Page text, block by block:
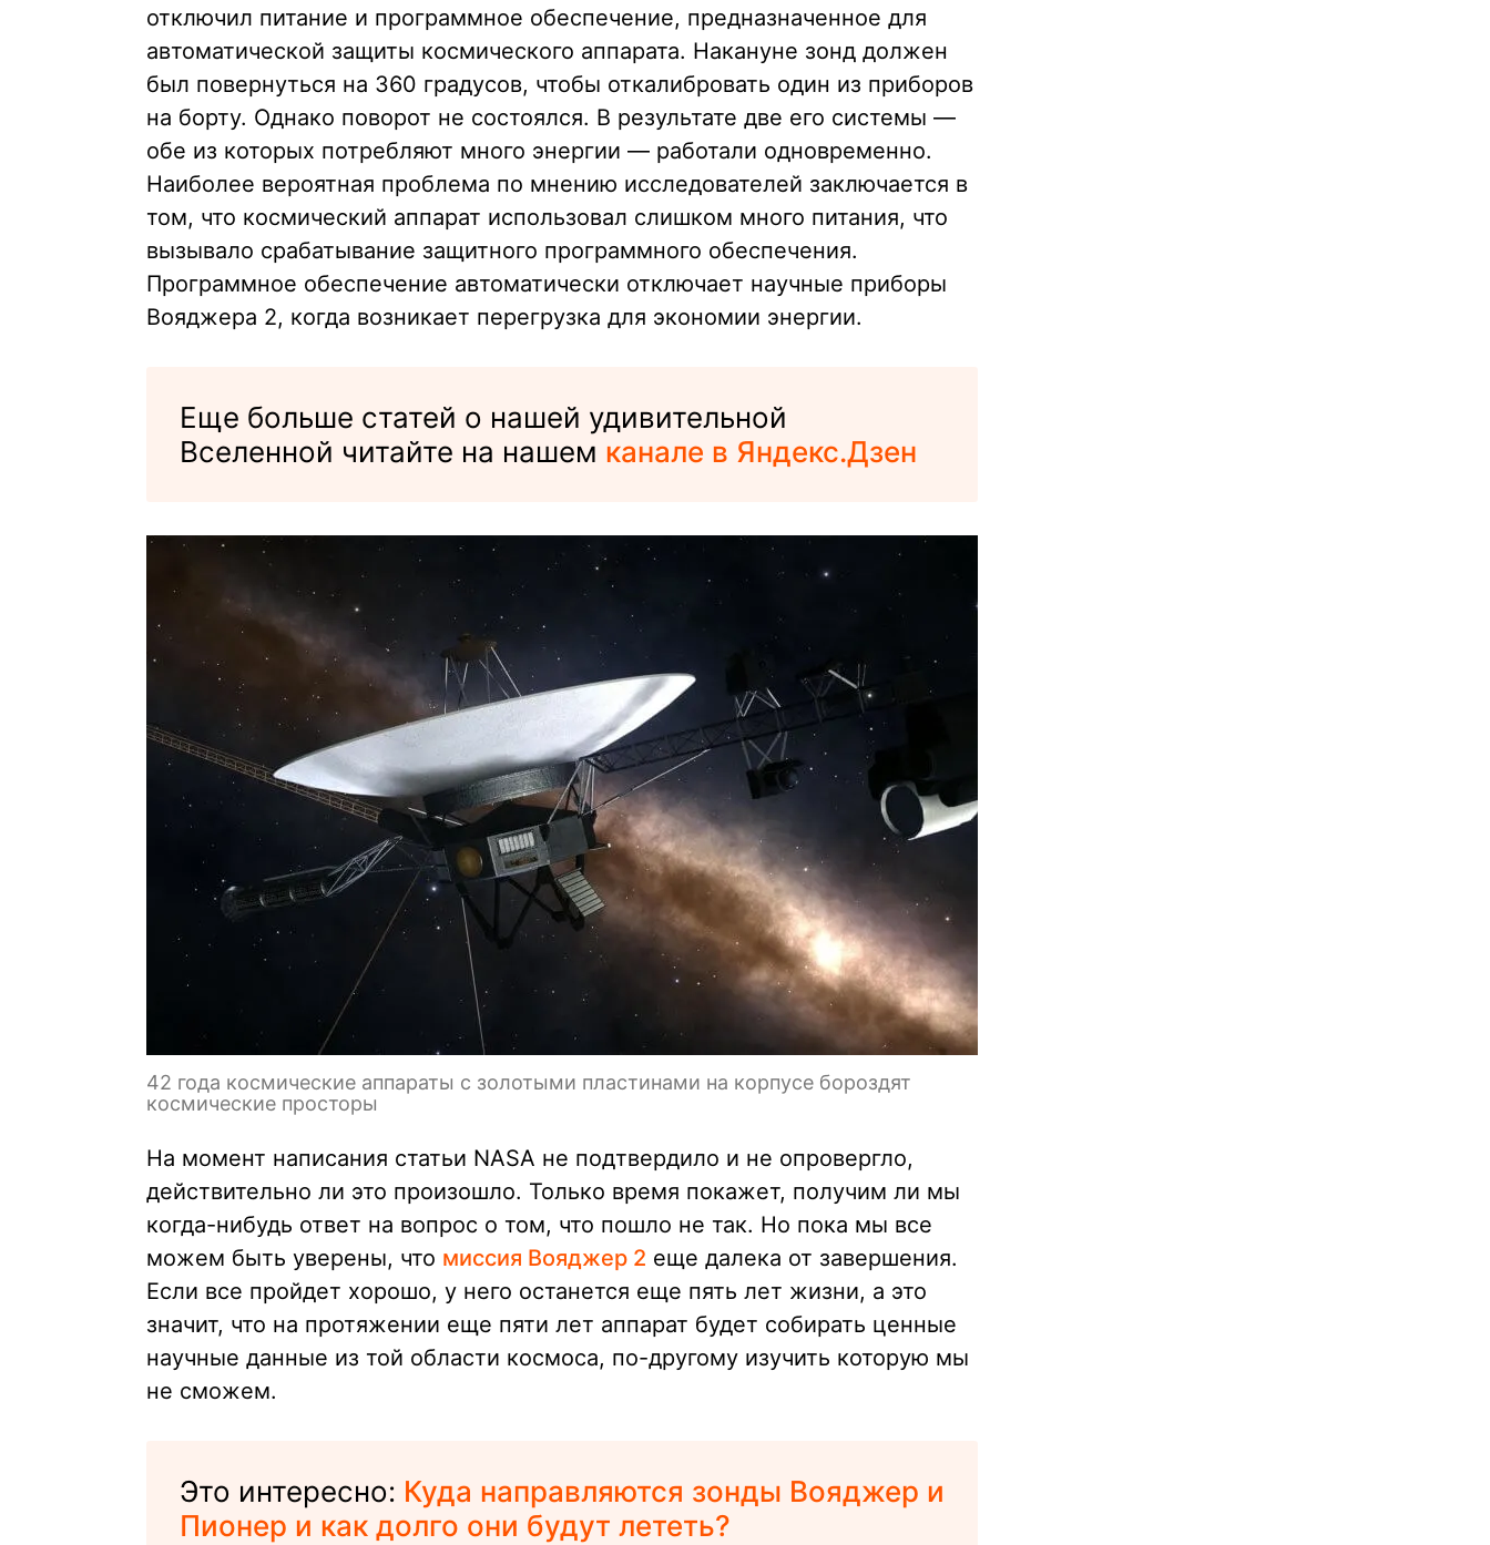
отключил питание и программное обеспечение, предназначенное для
автоматической защиты космического аппарата. Накануне зонд должен
был повернуться на 360 градусов, чтобы откалибровать один из приборов
на борту. Однако поворот не состоялся. В результате две его системы —
обе из которых потребляют много энергии — работали одновременно.
Наиболее вероятная проблема по мнению исследователей заключается в
том, что космический аппарат использовал слишком много питания, что
вызывало срабатывание защитного программного обеспечения.
Программное обеспечение автоматически отключает научные приборы
Вояджера 2, когда возникает перегрузка для экономии энергии.
Еще больше статей о нашей удивительной
Вселенной читайте на нашем канале в Яндекс.Дзен
42 года космические аппараты с золотыми пластинами на корпусе бороздят
космические просторы
На момент написания статьи NASA не подтвердило и не опровергло,
действительно ли это произошло. Только время покажет, получим ли мы
когда-нибудь ответ на вопрос о том, что пошло не так. Но пока мы все
можем быть уверены, что миссия Вояджер 2 еще далека от завершения.
Если все пройдет хорошо, у него останется еще пять лет жизни, а это
значит, что на протяжении еще пяти лет аппарат будет собирать ценные
научные данные из той области космоса, по-другому изучить которую мы
не сможем.
Это интересно: Куда направляются зонды Вояджер и
Пионер и как долго они будут лететь?